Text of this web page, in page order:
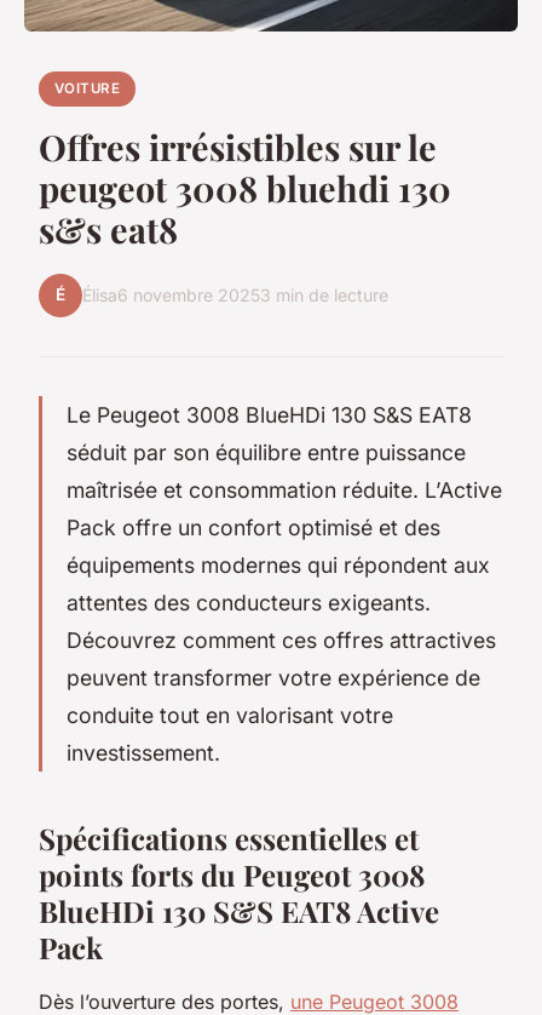
VOITURE
Offres irrésistibles sur le
peugeot 3008 bluehdi 130
s&s eat8
É Élisa6 novembre 20253 min de lecture
Le Peugeot 3008 BlueHDi 130 S&S EAT8
séduit par son équilibre entre puissance
maîtrisée et consommation réduite. L’Active
Pack offre un confort optimisé et des
équipements modernes qui répondent aux
attentes des conducteurs exigeants.
Découvrez comment ces offres attractives
peuvent transformer votre expérience de
conduite tout en valorisant votre
investissement.
Spécifications essentielles et
points forts du Peugeot 3008
BlueHDi 130 S&S EAT8 Active
Pack
Dès l’ouverture des portes, une Peugeot 3008